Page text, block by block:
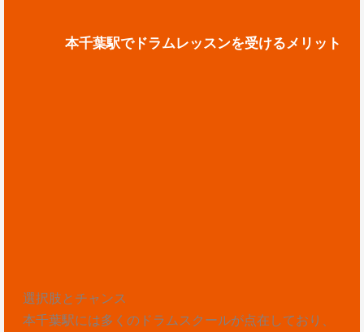
本千葉駅でドラムレッスンを受けるメリット
選択肢とチャンス
本千葉駅には多くのドラムスクールが点在しており、